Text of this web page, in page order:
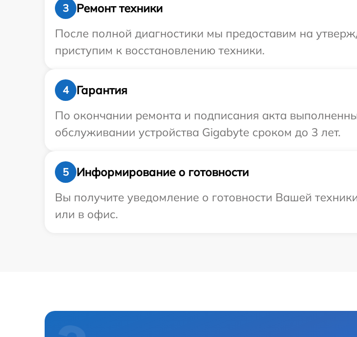
3
Ремонт техники
После полной диагностики мы предоставим на
приступим к восстановлению техники.
4
Гарантия
По окончании ремонта и подписания акта
обслуживании устройства Gigabyte сроком до 3 лет.
5
Информирование о готовности
Вы получите уведомление о готовности Вашей
или в офис.